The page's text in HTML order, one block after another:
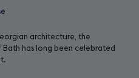
architecture, the
has long been celebrated